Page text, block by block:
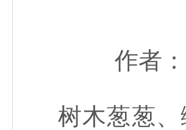
作者
树木葱葱